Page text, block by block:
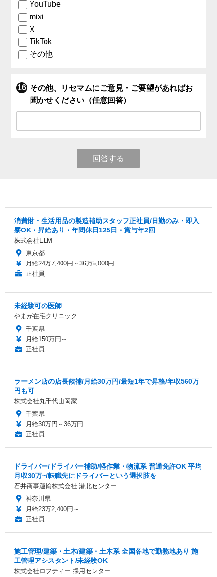
YouTube
mixi
X
TikTok
その他
その他、リセマムにご意見・ご要望があればお
聞かせください（任意回答）
回答する
消費財・生活用品の製造補助スタッフ正社員/日勤のみ・即入
寮OK・昇給あり・年間休日125日・賞与年2回
株式会社ELM
東京都
月給24万7,400円～36万5,000円
正社員
未経験可の医師
やまが在宅クリニック
千葉県
月給150万円～
正社員
ラーメン店の店長候補/月給30万円/最短1年で昇格/年収560万
円も可
株式会社丸千代山岡家
千葉県
月給30万円～36万円
正社員
ドライバー/ドライバー補助/軽作業・物流系 普通免許OK 平均
月収30万~/転職先にドライバーという選択肢を
石井商事運輸株式会社 港北センター
神奈川県
月給23万2,400円～
正社員
施工管理/建築・土木/建築・土木系 全国各地で勤務地あり 施
工管理アシスタント/未経験OK
株式会社ロフティー 採用センター